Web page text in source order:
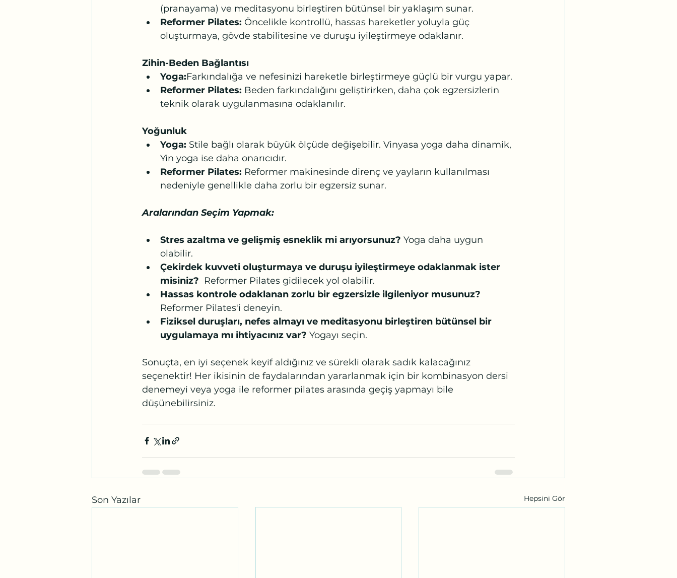
(pranayama) ve meditasyonu birleştiren bütünsel bir yaklaşım sunar.
Reformer Pilates: Öncelikle kontrollü, hassas hareketler yoluyla güç
oluşturmaya, gövde stabilitesine ve duruşu iyileştirmeye odaklanır.
Zihin-Beden Bağlantısı
Yoga:Farkındalığa ve nefesinizi hareketle birleştirmeye güçlü bir vurgu yapar.
Reformer Pilates: Beden farkındalığını geliştirirken, daha çok egzersizlerin
teknik olarak uygulanmasına odaklanılır.
Yoğunluk
Yoga: Stile bağlı olarak büyük ölçüde değişebilir. Vinyasa yoga daha dinamik,
Yin yoga ise daha onarıcıdır.
Reformer Pilates: Reformer makinesinde direnç ve yayların kullanılması
nedeniyle genellikle daha zorlu bir egzersiz sunar.
Aralarından Seçim Yapmak:
Stres azaltma ve gelişmiş esneklik mi arıyorsunuz? Yoga daha uygun
olabilir.
Çekirdek kuvveti oluşturmaya ve duruşu iyileştirmeye odaklanmak ister
misiniz? Reformer Pilates gidilecek yol olabilir.
Hassas kontrole odaklanan zorlu bir egzersizle ilgileniyor musunuz?
Reformer Pilates'i deneyin.
Fiziksel duruşları, nefes almayı ve meditasyonu birleştiren bütünsel bir
uygulamaya mı ihtiyacınız var? Yogayı seçin.
Sonuçta, en iyi seçenek keyif aldığınız ve sürekli olarak sadık kalacağınız
seçenektir! Her ikisinin de faydalarından yararlanmak için bir kombinasyon dersi
denemeyi veya yoga ile reformer pilates arasında geçiş yapmayı bile
düşünebilirsiniz.
Son Yazılar Hepsini Gör